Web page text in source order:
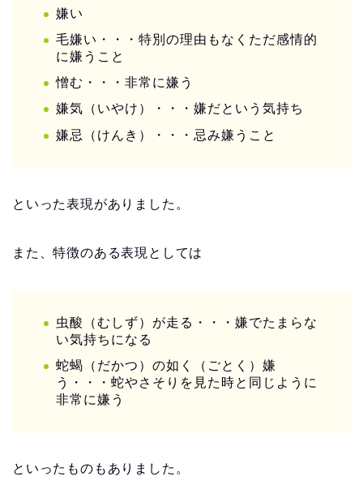
嫌い
毛嫌い・・・特別の理由もなくただ感情的
に嫌うこと
憎む・・・非常に嫌う
嫌気（いやけ）・・・嫌だという気持ち
嫌忌（けんき）・・・忌み嫌うこと
といった表現がありました。
また、特徴のある表現としては
虫酸（むしず）が走る・・・嫌でたまらな
い気持ちになる
蛇蝎（だかつ）の如く（ごとく）嫌
う・・・蛇やさそりを見た時と同じように
非常に嫌う
といったものもありました。